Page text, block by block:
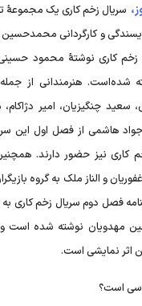
سریال زخم کاری یک مجموعهٔ
و کارگردانی
زخم کاری نوشتهٔ محمود
هنرمندانی از جمله
سعید چنگیزیان، امیر دژاکام،
هاشمی از فصل اول این
نیز حضور دارند.
و الناز ملک به گروه
فصل دوم سریال زخم کاری
مهدویان نوشته شده
اثر نمایشی است.
است؟